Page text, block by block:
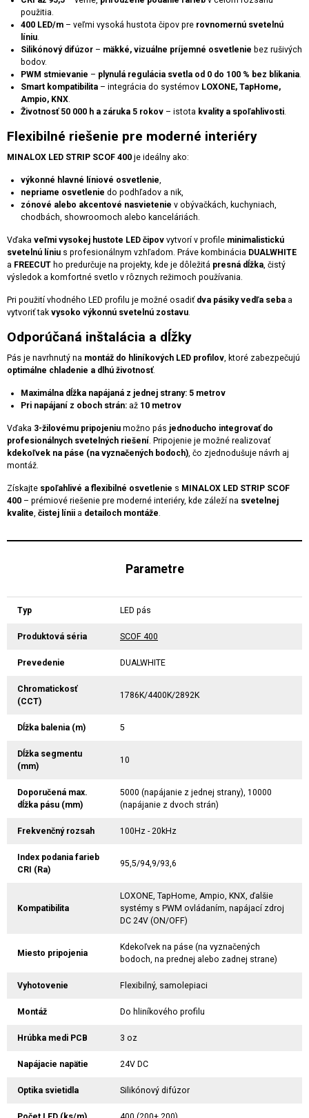
použitia.
400 LED/m – veľmi vysoká hustota čipov pre rovnomernú svetelnú
líniu.
Silikónový difúzor – mäkké, vizuálne príjemné osvetlenie bez rušivých
bodov.
PWM stmievanie – plynulá regulácia svetla od 0 do 100 % bez blikania.
Smart kompatibilita – integrácia do systémov LOXONE, TapHome,
Ampio, KNX.
Životnosť 50 000 h a záruka 5 rokov – istota kvality a spoľahlivosti.
Flexibilné riešenie pre moderné interiéry
MINALOX LED STRIP SCOF 400 je ideálny ako:
výkonné hlavné líniové osvetlenie,
nepriame osvetlenie do podhľadov a nik,
zónové alebo akcentové nasvietenie v obývačkách, kuchyniach,
chodbách, showroomoch alebo kanceláriách.
Vďaka veľmi vysokej hustote LED čipov vytvorí v profile minimalistickú
svetelnú líniu s profesionálnym vzhľadom. Práve kombinácia DUALWHITE
a FREECUT ho predurčuje na projekty, kde je dôležitá presná dĺžka, čistý
výsledok a komfortné svetlo v rôznych režimoch používania.
Pri použití vhodného LED profilu je možné osadiť dva pásiky vedľa seba a
vytvoriť tak vysoko výkonnú svetelnú zostavu.
Odporúčaná inštalácia a dĺžky
Pás je navrhnutý na montáž do hliníkových LED profilov, ktoré zabezpečujú
optimálne chladenie a dlhú životnosť.
Maximálna dĺžka napájaná z jednej strany: 5 metrov
Pri napájaní z oboch strán: až 10 metrov
Vďaka 3-žilovému pripojeniu možno pás jednoducho integrovať do
profesionálnych svetelných riešení. Pripojenie je možné realizovať
kdekoľvek na páse (na vyznačených bodoch), čo zjednodušuje návrh aj
montáž.
Získajte spoľahlivé a flexibilné osvetlenie s MINALOX LED STRIP SCOF
400 – prémiové riešenie pre moderné interiéry, kde záleží na svetelnej
kvalite, čistej línii a detailoch montáže.
Parametre
Typ LED pás
Produktová séria SCOF 400
Prevedenie DUALWHITE
Chromatickosť
(CCT)
1786K/4400K/2892K
Dĺžka balenia (m) 5
Dĺžka segmentu
(mm)
10
Doporučená max.
dĺžka pásu (mm)
5000 (napájanie z jednej strany), 10000
(napájanie z dvoch strán)
Frekvenčný rozsah 100Hz - 20kHz
Index podania farieb
CRI (Ra)
95,5/94,9/93,6
Kompatibilita
LOXONE, TapHome, Ampio, KNX, ďalšie
systémy s PWM ovládaním, napájací zdroj
DC 24V (ON/OFF)
Miesto pripojenia
Kdekoľvek na páse (na vyznačených
bodoch, na prednej alebo zadnej strane)
Vyhotovenie Flexibilný, samolepiaci
Montáž Do hliníkového profilu
Hrúbka medi PCB 3 oz
Napájacie napätie 24V DC
Optika svietidla Silikónový difúzor